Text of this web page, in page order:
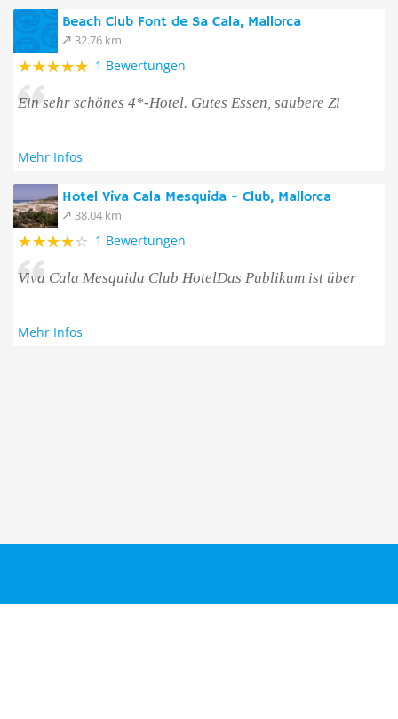
Beach Club Font de Sa Cala, Mallorca
32.76 km
1 Bewertungen
Ein sehr schönes 4*-Hotel. Gutes Essen, saubere Zi
Mehr Infos
Hotel Viva Cala Mesquida - Club, Mallorca
38.04 km
1 Bewertungen
Viva Cala Mesquida Club HotelDas Publikum ist über
Mehr Infos